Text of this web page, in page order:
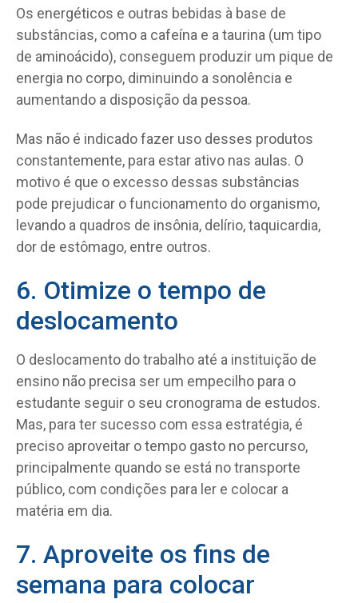
Os energéticos e outras bebidas à base de
substâncias, como a cafeína e a taurina (um tipo
de aminoácido), conseguem produzir um pique de
energia no corpo, diminuindo a sonolência e
aumentando a disposição da pessoa.
Mas não é indicado fazer uso desses produtos
constantemente, para estar ativo nas aulas. O
motivo é que o excesso dessas substâncias
pode prejudicar o funcionamento do organismo,
levando a quadros de insônia, delírio, taquicardia,
dor de estômago, entre outros.
6. Otimize o tempo de
deslocamento
O deslocamento do trabalho até a instituição de
ensino não precisa ser um empecilho para o
estudante seguir o seu cronograma de estudos.
Mas, para ter sucesso com essa estratégia, é
preciso aproveitar o tempo gasto no percurso,
principalmente quando se está no transporte
público, com condições para ler e colocar a
matéria em dia.
7. Aproveite os fins de
semana para colocar